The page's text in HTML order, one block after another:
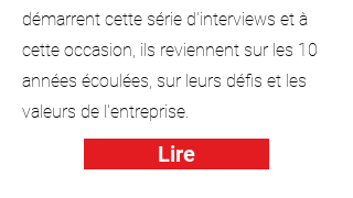
démarrent cette série d'interviews et à
cette occasion, ils reviennent sur les 10
années écoulées, sur leurs défis et les
valeurs de l'entreprise.
Lire